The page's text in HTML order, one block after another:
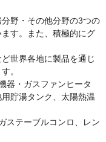
野・その他分野の3つの
す。また、積極的にグ
世界各地に製品を通じ
。
器・ガスファンヒータ
貯湯タンク、太陽熱温
ステーブルコンロ、レン